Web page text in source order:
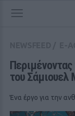
του Σάμιουελ
Ένα έργο για την